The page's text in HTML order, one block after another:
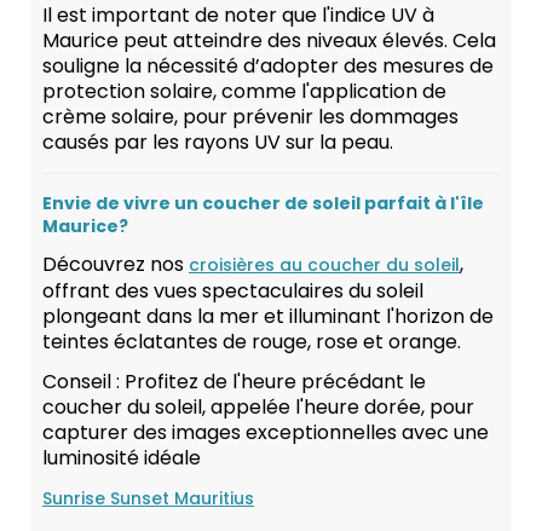
Il est important de noter que l'indice UV à
Maurice peut atteindre des niveaux élevés. Cela
souligne la nécessité d’adopter des mesures de
protection solaire, comme l'application de
crème solaire, pour prévenir les dommages
causés par les rayons UV sur la peau.
Envie de vivre un coucher de soleil parfait à l'île
Maurice?
Découvrez nos croisières au coucher du soleil,
offrant des vues spectaculaires du soleil
plongeant dans la mer et illuminant l'horizon de
teintes éclatantes de rouge, rose et orange.
Conseil : Profitez de l'heure précédant le
coucher du soleil, appelée l'heure dorée, pour
capturer des images exceptionnelles avec une
luminosité idéale
Sunrise Sunset Mauritius